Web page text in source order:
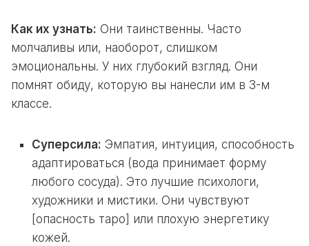
Как их узнать: Они таинственны. Часто
молчаливы или, наоборот, слишком
эмоциональны. У них глубокий взгляд. Они
помнят обиду, которую вы нанесли им в 3-м
классе.
Суперсила: Эмпатия, интуиция, способность
адаптироваться (вода принимает форму
любого сосуда). Это лучшие психологи,
художники и мистики. Они чувствуют
[опасность таро] или плохую энергетику
кожей.